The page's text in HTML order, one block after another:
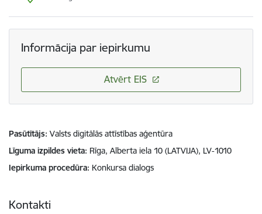
Informācija par iepirkumu
Atvērt EIS
Pasūtītājs Valsts digitālās attīstības aģentūra
Līguma izpildes vieta Rīga, Alberta iela 10 (LATVIJA), LV-1010
Iepirkuma procedūra Konkursa dialogs
Kontakti